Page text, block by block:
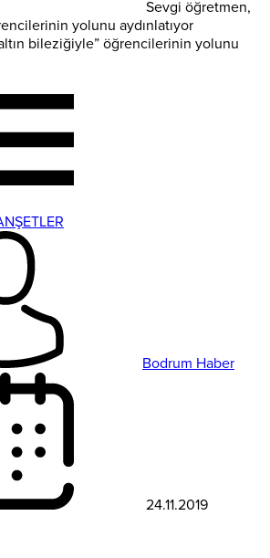
Sevgi öğretmen,
yolunu aydınlatıyor
Bodrum Haber
24.11.2019